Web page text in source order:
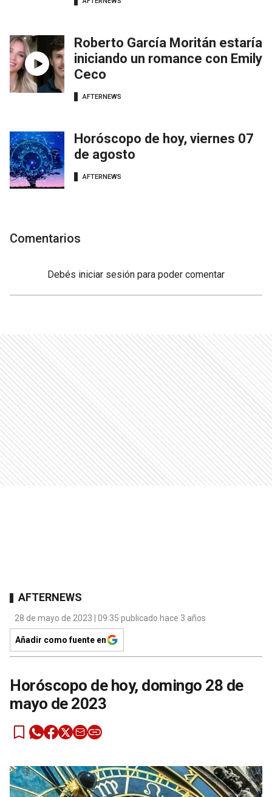
Roberto García Moritán estaría
iniciando un romance con Emily
Ceco
AFTERNEWS
Horóscopo de hoy, viernes 07
de agosto
AFTERNEWS
Comentarios
Debés iniciar sesión para poder comentar
AFTERNEWS
28 de mayo de 2023 | 09:35 publicado hace 3 años
Añadir como fuente en
Horóscopo de hoy, domingo 28 de
mayo de 2023